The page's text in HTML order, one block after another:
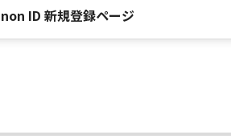
ID 新規登録ページ